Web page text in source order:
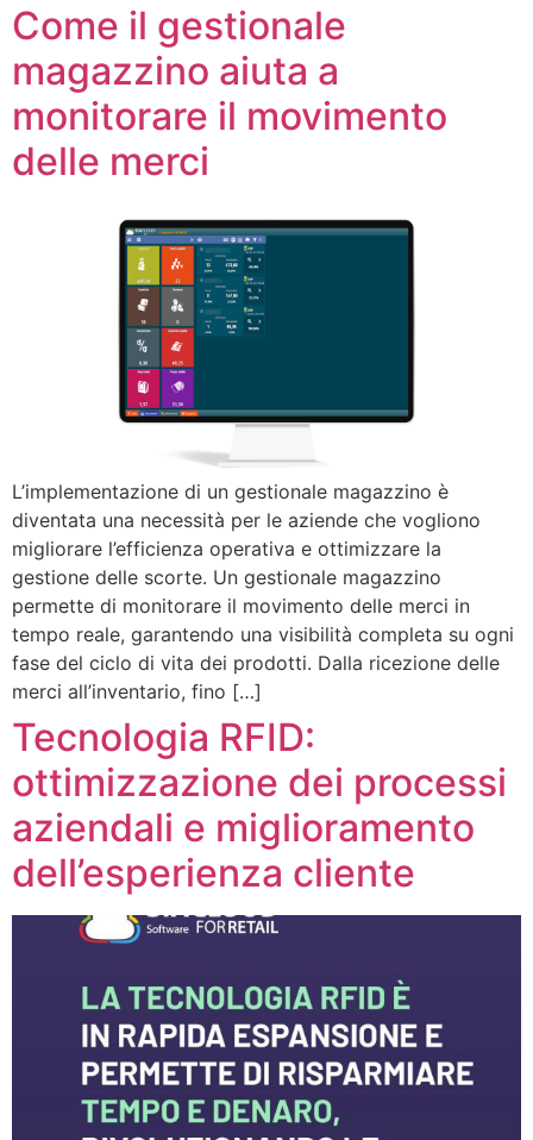
Come il gestionale
magazzino aiuta a
monitorare il movimento
delle merci
L’implementazione di un gestionale magazzino è
diventata una necessità per le aziende che vogliono
migliorare l’efficienza operativa e ottimizzare la
gestione delle scorte. Un gestionale magazzino
permette di monitorare il movimento delle merci in
tempo reale, garantendo una visibilità completa su ogni
fase del ciclo di vita dei prodotti. Dalla ricezione delle
merci all’inventario, fino […]
Tecnologia RFID:
ottimizzazione dei processi
aziendali e miglioramento
dell’esperienza cliente